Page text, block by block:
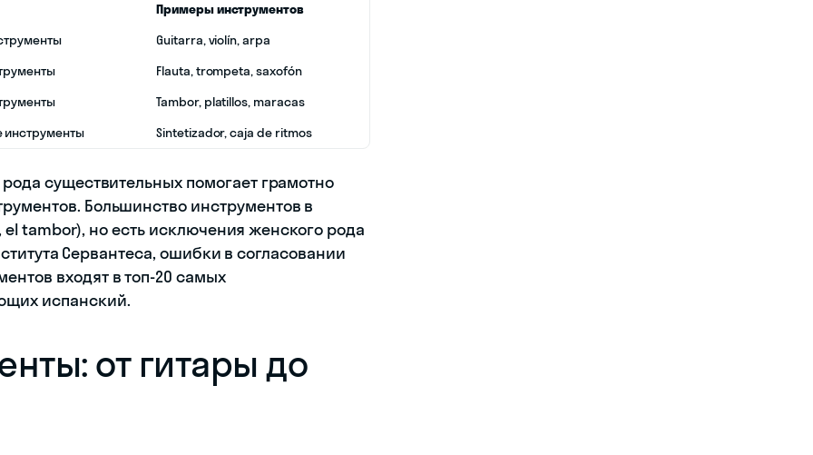
Примеры инструментов
Guitarra, violín, arpa
Flauta, trompeta, saxofón
Tambor, platillos, maracas
инструменты
Sintetizador, caja de ritmos
существительных помогает грамотно
Большинство инструментов в
tambor), но есть исключения женского рода
Сервантеса, ошибки в согласовании
входят в топ-20 самых
испанский.
от гитары до